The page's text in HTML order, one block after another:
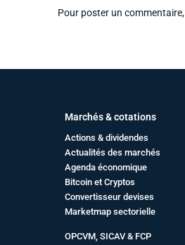
Pour poster un commentaire,
Marchés & cotations
Actions & dividendes
Actualités des marchés
Agenda économique
Bitcoin et Cryptos
Convertisseur devises
Marketmap sectorielle
OPCVM, SICAV & FCP